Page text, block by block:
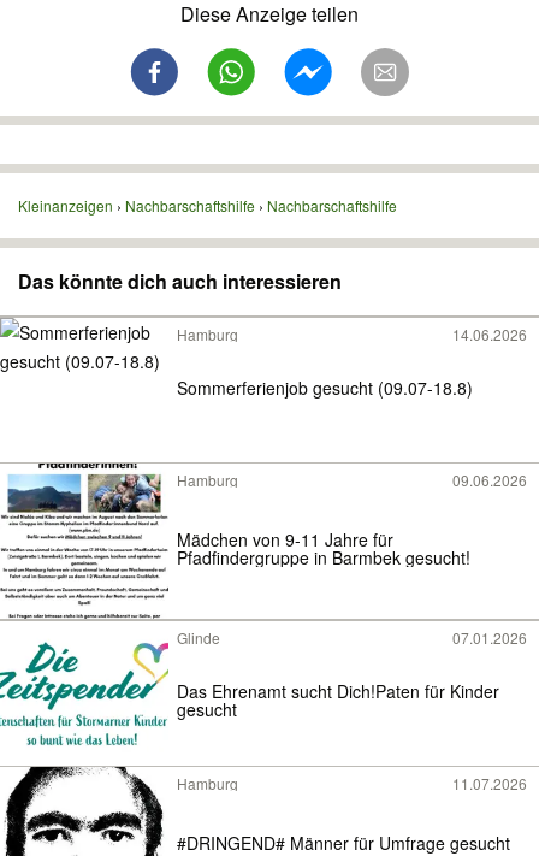
Diese Anzeige teilen
Kleinanzeigen Nachbarschaftshilfe Nachbarschaftshilfe
Das könnte dich auch interessieren
Hamburg 14.06.2026
Sommerferienjob gesucht (09.07-18.8)
Hamburg 09.06.2026
Mädchen von 9-11 Jahre für
Pfadfindergruppe in Barmbek gesucht!
Glinde 07.01.2026
Das Ehrenamt sucht Dich!Paten für Kinder
gesucht
Hamburg 11.07.2026
#DRINGEND# Männer für Umfrage gesucht